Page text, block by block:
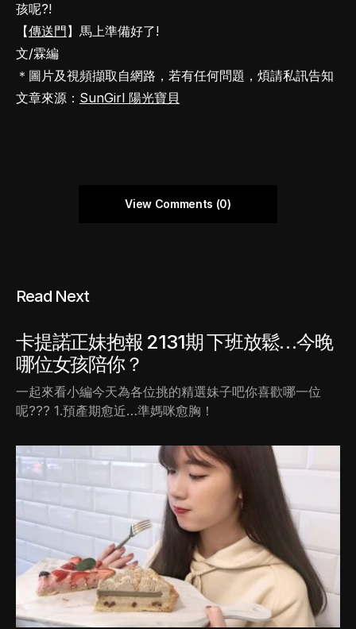
孩呢?!
【傳送門】馬上準備好了!
文/霖編
＊圖片及視頻擷取自網路，若有任何問題，煩請私訊告知
文章來源： SunGirl 陽光寶貝
View Comments (0)
Read Next
卡提諾正妹抱報 2131期 下班放鬆…今晚
哪位女孩陪你？
一起來看小編今天為各位挑的精選妹子吧你喜歡哪一位
呢??? 1.預產期愈近…準媽咪愈胸！